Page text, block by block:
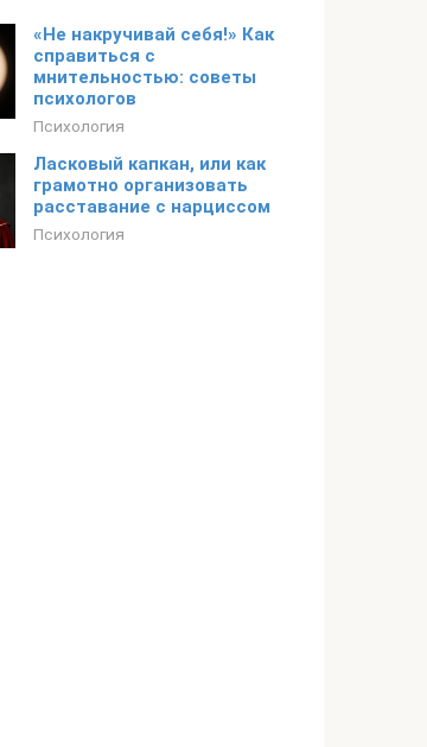
«Не накручивай себя!» Как
справиться с
мнительностью: советы
психологов
Психология
Ласковый капкан, или как
грамотно организовать
расставание с нарциссом
Психология